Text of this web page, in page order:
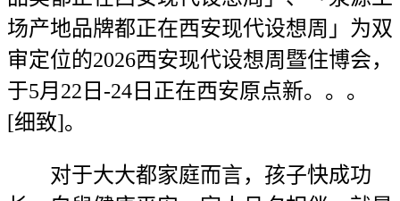
场产地品牌都正在西安现代设想周」为双
审定位的2026西安现代设想周暨住博会，
于5月22日-24日正在西安原点新。。。
[细致]。
对于大大都家庭而言，孩子快成功